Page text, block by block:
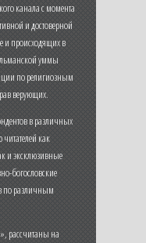
канала с момента
и достоверной
и происходящих в
уммы
по религиозным
верующих.
в различных
как
и эксклюзивные
богословские
по различным
рассчитаны на